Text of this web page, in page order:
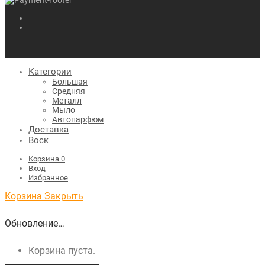
Категории
Большая
Средняя
Металл
Мыло
Автопарфюм
Доставка
Воск
Корзина 0
Вход
Избранное
Корзина Закрыть
Обновление…
Корзина пуста.